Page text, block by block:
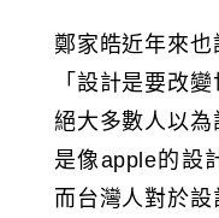
鄭家皓近年來也
「設計是要改
絕大多數人以
是像apple的設
而台灣人對於